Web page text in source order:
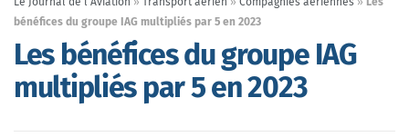
bénéfices du groupe IAG multipliés par 5 en 2023
Les bénéfices du groupe IAG
multipliés par 5 en 2023